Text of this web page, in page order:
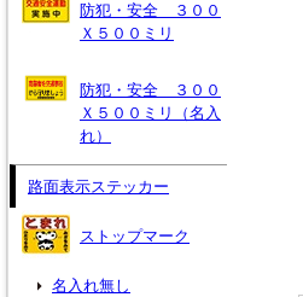
防犯・安全 ３００
Ｘ５００ミリ
防犯・安全 ３００
Ｘ５００ミリ（名入
れ）
路面表示ステッカー
ストップマーク
名入れ無し